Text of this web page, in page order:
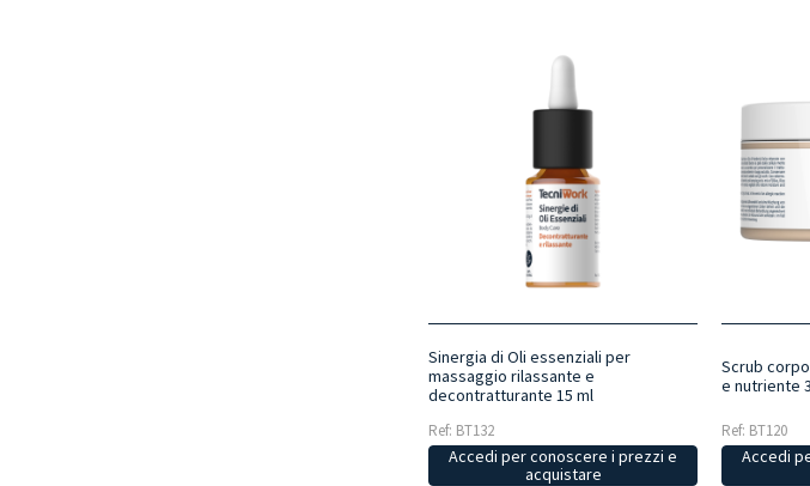
Sinergia di Oli essenziali per
massaggio rilassante e
decontratturante 15 ml
Ref: BT132
Accedi per conoscere i prezzi e
acquistare
Scrub
e nutriente
Ref: BT120
Accedi